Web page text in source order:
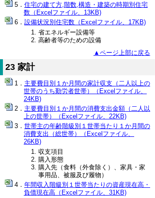
住宅の建て方,階数,構造・建築の時期別住宅
数（Excelファイル、13KB)
設備状況別住宅数（Excelファイル、17KB)
省エネルギー設備等
高齢者等のための設備
▲ページ上部に戻る
23 家計
主要費目別１か月間の家計収支（二人以上の
世帯のうち勤労者世帯）（Excelファイル、
24KB)
主要費目別１か月間の消費支出金額（二人以
上の世帯）（Excelファイル、22KB)
世帯主の年齢階級別１世帯当たり１か月間の
消費支出（総世帯）（Excelファイル、
26KB)
収支項目
購入形態
購入先（食料（外食除く）、家具・家
事用品、被服及び履物）
年間収入階級別１世帯当たりの資産現在高・
負債現在高（Excelファイル、31KB)